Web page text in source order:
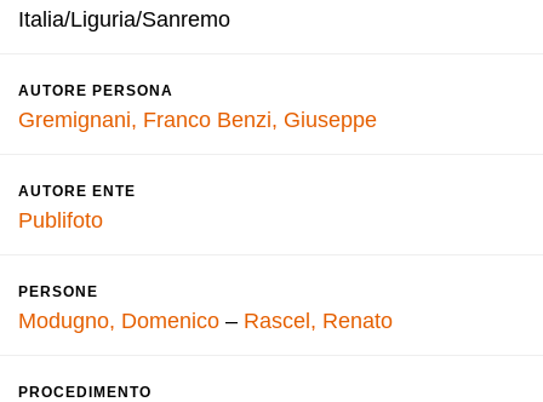
Italia/Liguria/Sanremo
AUTORE PERSONA
Gremignani, Franco Benzi, Giuseppe
AUTORE ENTE
Publifoto
PERSONE
Modugno, Domenico – Rascel, Renato
PROCEDIMENTO